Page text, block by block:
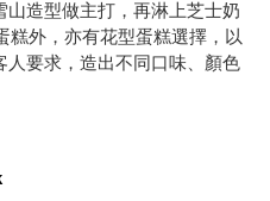
造型做主打，再淋上芝士奶
糕外，亦有花型蛋糕選擇，以
要求，造出不同口味、顏色